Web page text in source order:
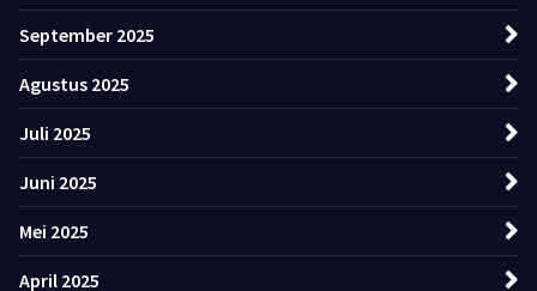
September 2025
Agustus 2025
Juli 2025
Juni 2025
Mei 2025
April 2025